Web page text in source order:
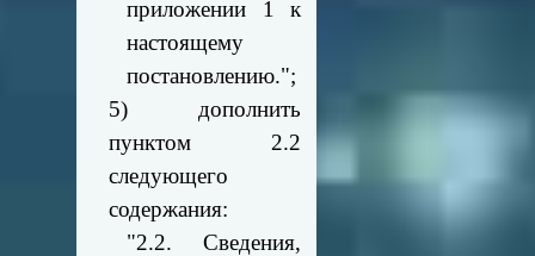
приложении 1 к
настоящему
постановлению.";
5) дополнить
пунктом 2.2
следующего
содержания:
"2.2. Сведения,